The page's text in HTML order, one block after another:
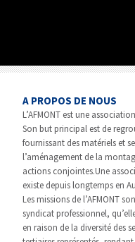
A PROPOS DE NOUS
L’AFMONT est une
Son but principal est de
fournissant des matériels et
l’aménagement de la
actions conjointes.Une
existe depuis longtemps en
Les missions de l’AFMONT
syndicat professionnel,
en raison de la diversité des